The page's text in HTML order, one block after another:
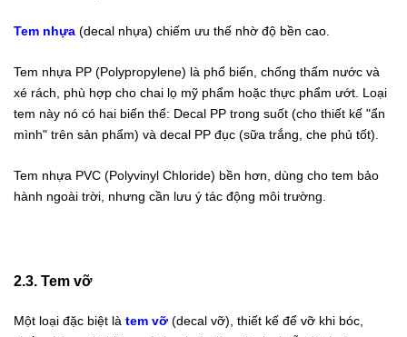
Tem nhựa (decal nhựa) chiếm ưu thế nhờ độ bền cao.
Tem nhựa PP (Polypropylene) là phổ biến, chống thấm nước và
xé rách, phù hợp cho chai lọ mỹ phẩm hoặc thực phẩm ướt. Loại
tem này nó có hai biến thể: Decal PP trong suốt (cho thiết kế "ẩn
mình" trên sản phẩm) và decal PP đục (sữa trắng, che phủ tốt).
Tem nhựa PVC (Polyvinyl Chloride) bền hơn, dùng cho tem bảo
hành ngoài trời, nhưng cần lưu ý tác động môi trường.
2.3. Tem vỡ
Một loại đặc biệt là tem vỡ (decal vỡ), thiết kế để vỡ khi bóc,